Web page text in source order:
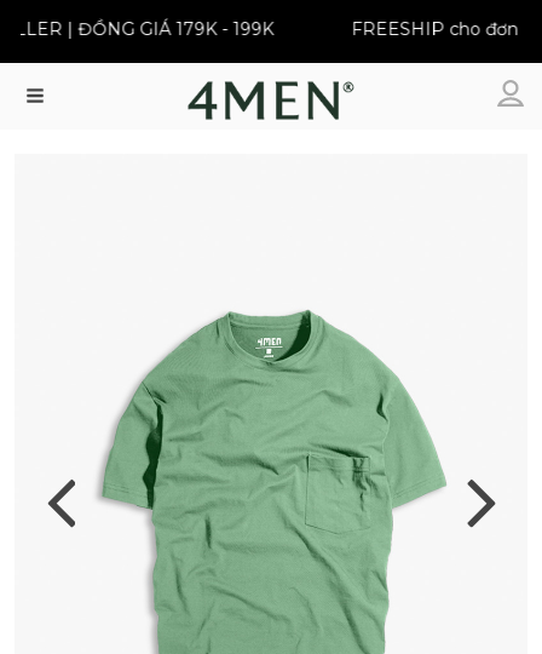
| ĐỒNG GIÁ 179K - 199K FREESHIP cho đơn từ